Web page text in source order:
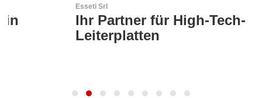
Ihr Partner für High-Tech-
Leiterplatten